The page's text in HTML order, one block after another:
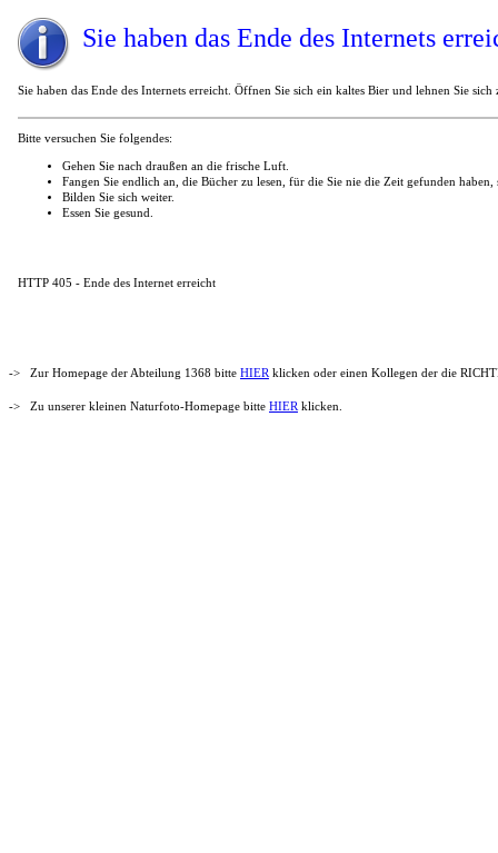
Sie haben das Ende des Internets
Sie haben das Ende des Internets erreicht. Öffnen Sie sich ein kaltes Bier und lehnen Sie sich
Bitte versuchen Sie folgendes:
Gehen Sie nach draußen an die frische Luft.
Fangen Sie endlich an, die Bücher zu lesen, für die Sie nie die Zeit gefunden haben,
Bilden Sie sich weiter.
Essen Sie gesund.
HTTP 405 - Ende des Internet erreicht
-> Zur Homepage der Abteilung 1368 bitte HIER klicken oder einen Kollegen der die
-> Zu unserer kleinen Naturfoto-Homepage bitte HIER klicken.